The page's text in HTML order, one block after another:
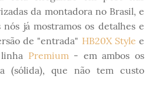
da montadora no Brasil, e
já mostramos os detalhes e
de "entrada" HB20X Style e
Premium- em ambos os
(sólida), que não tem custo